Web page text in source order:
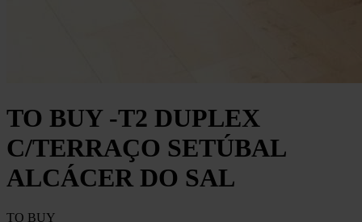
TO BUY -T2 DUPLEX
C/TERRAÇO SETÚBAL
ALCÁCER DO SAL
TO BUY